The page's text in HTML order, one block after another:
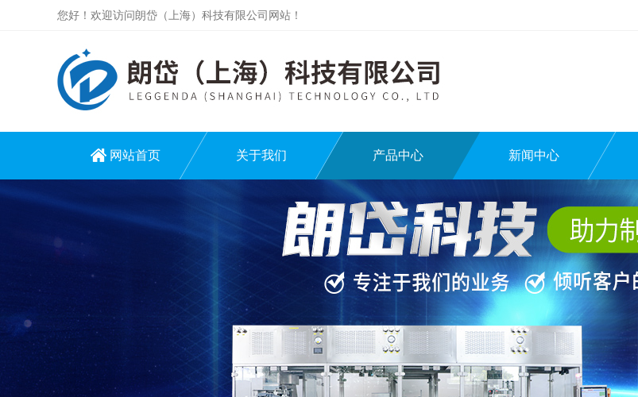
您好！欢迎访问朗岱（上海）科技有限公司网站！
网站首页 关于我们 产品中心 新闻中心